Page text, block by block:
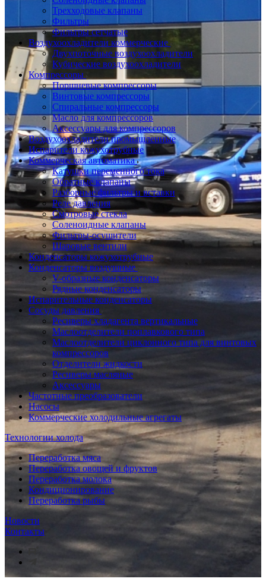
Трехходовые клапаны
Фильтры
Фильтры сетчатые
Воздухоохладители коммерческие
Двухпоточные воздухоохладители
Кубические воздухоохладители
Компрессоры
Поршневые компрессоры
Винтовые компрессоры
Спиральные компрессоры
Масло для компрессоров
Аксессуары для компрессоров
Воздухоохладители промышленные
Испарители кожухотрубные
Коммерческая автоматика
Катушки переменного тока
Обратные клапаны
Разборные фильтры и вставки
Реле давления
Смотровые стекла
Соленоидные клапаны
Фильтры-осушители
Шаровые вентили
Конденсаторы кожухотрубные
Конденсаторы воздушные
V-образные конденсаторы
Рядные конденсаторы
Испарительные конденсаторы
Сосуды давления
Ресиверы хладагента вертикальные
Маслоотделители поплавкового типа
Маслоотделители циклонного типа для винтовых
компрессоров
Отделители жидкости
Ресиверы масляные
Аксессуары
Частотные преобразователи
Насосы
Коммерческие холодильные агрегаты
Технологии холода
Переработка мяса
Переработка овощей и фруктов
Переработка молока
Кондиционирование
Переработка рыбы
Новости
Контакты